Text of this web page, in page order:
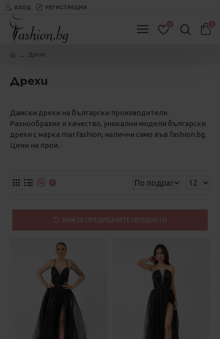
ВХОД РЕГИСТРАЦИЯ
0 0
Дрехи
Дрехи
Дамски дрехи на български производители.
Разнообразие и качество, уникални модели български
дрехи с марка mar.fashion, налични само във fashion.bg.
Цени на прои..
0
ВИЖТЕ ПРЕДИШНИТЕ ПРОДУКТИ